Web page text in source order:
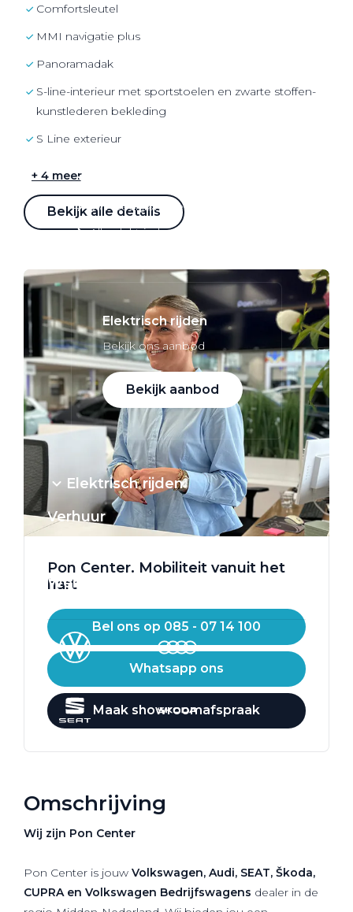
Voordelen
Veelgestelde vragen
Volkswagen
VW Bedrijfswagens
Alle elektrische auto's
Elektrisch rijden
Bekijk ons aanbod
Bekijk aanbod
Elektrisch rijden
Verhuur
Werkplaatsafspraak
Comfortsleutel
MMI navigatie plus
Panoramadak
S-line-interieur met sportstoelen en zwarte stoffen-
kunstlederen bekleding
S Line exterieur
+ 4 meer
Bekijk alle details
Pon Center. Mobiliteit vanuit het
hart
Bel ons op 085 - 07 14 100
Whatsapp ons
Maak showroomafspraak
Omschrijving
Wij zijn Pon Center
Pon Center is jouw Volkswagen, Audi, SEAT, Škoda,
CUPRA en Volkswagen Bedrijfswagens dealer in de